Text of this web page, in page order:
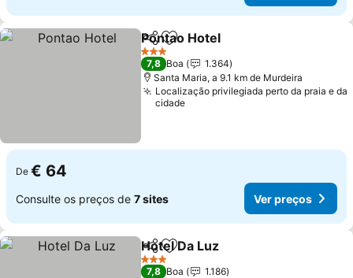
PartilharAdicionar aos favoritos
Pontao Hotel
3 Estrelas
7,8 Boa
1.364
Santa Maria, a 9.1 km de Murdeira
Localização privilegiada perto da praia e da
cidade
De € 64
Consulte os preços de 7 sites Ver preços
PartilharAdicionar aos favoritos
Hotel Da Luz
3 Estrelas
7,8 Boa
1.186